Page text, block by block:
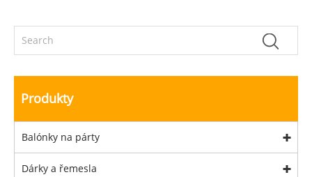
Produkty
Balónky na párty
Dárky a řemesla